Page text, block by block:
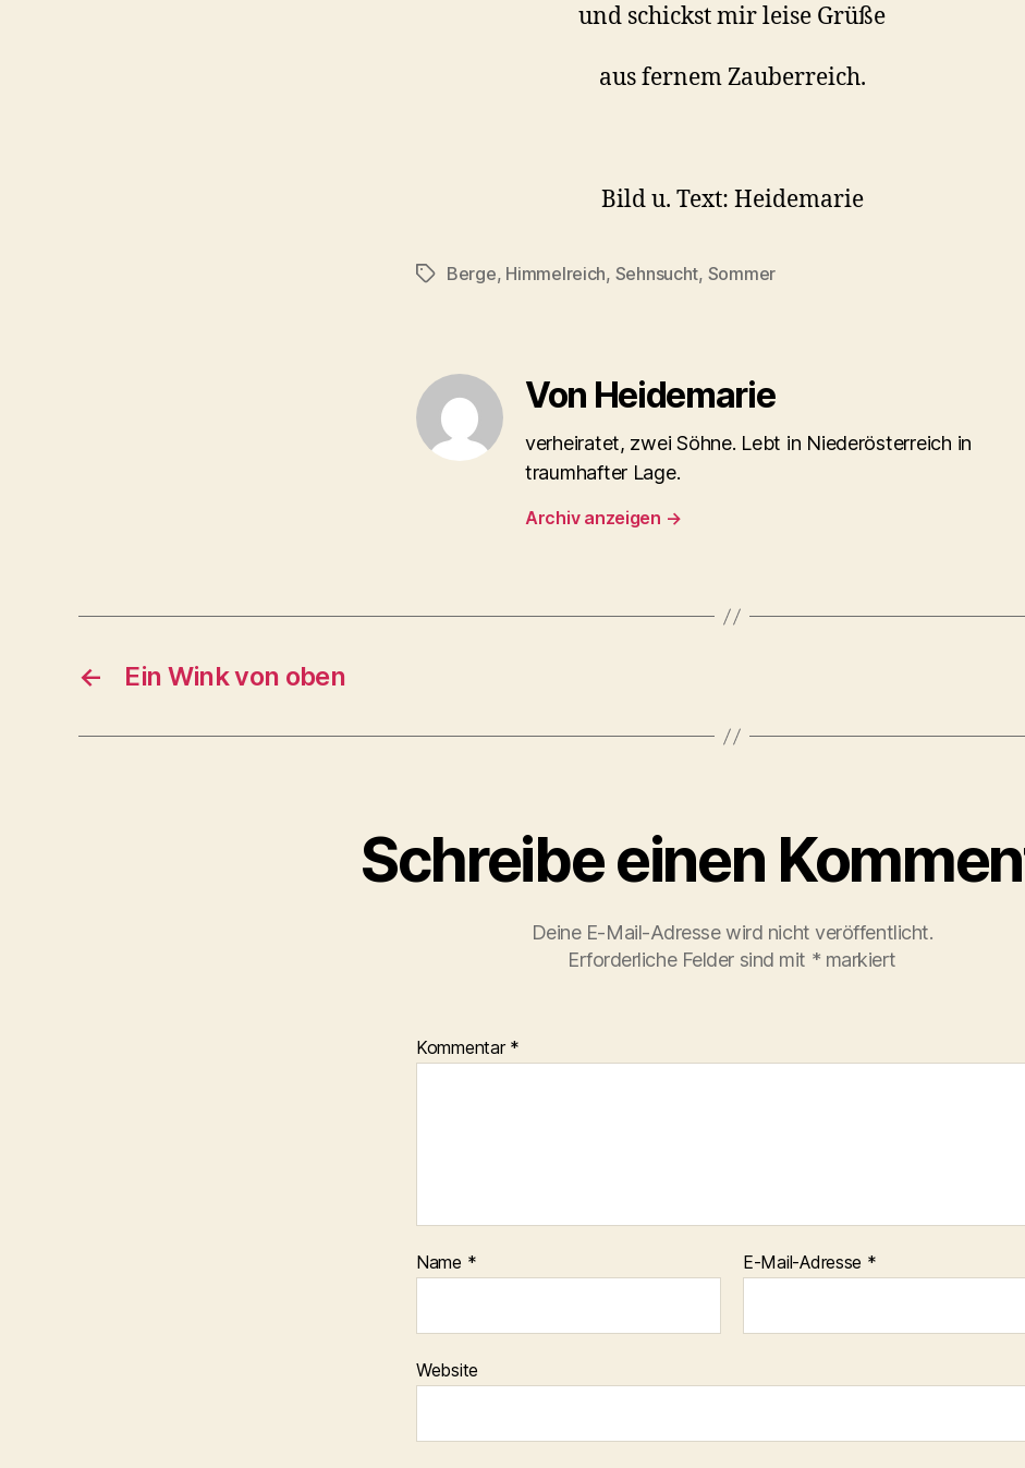
und schickst mir leise Grüße
aus fernem Zauberreich.
Bild u. Text: Heidemarie
Schlagwörter
Berge, Himmelreich, Sehnsucht, Sommer
Von Heidemarie
verheiratet, zwei Söhne. Lebt in Niederösterreich in
traumhafter Lage.
Archiv anzeigen →
← Ein Wink von oben
Schreibe einen
Deine E-Mail-Adresse wird nicht veröffentlicht.
Erforderliche Felder sind mit * markiert
Kommentar *
Name * E-Mail-Adresse *
Website